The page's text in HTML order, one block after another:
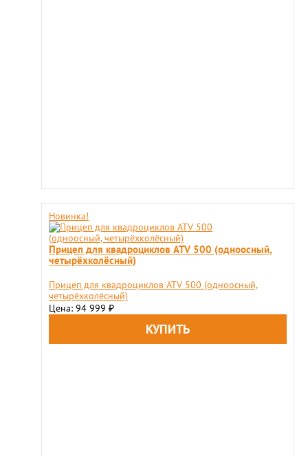
Новинка!
Прицеп для квадроциклов ATV 500 (одноосный,
четырёхколёсный)
Прицеп для квадроциклов ATV 500 (одноосный,
четырёхколёсный)
Цена: 94 999 ₽